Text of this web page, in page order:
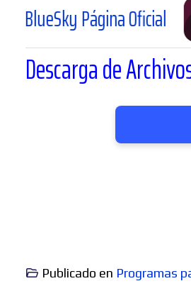
Oficial
Descarga de
Publicado en Programas